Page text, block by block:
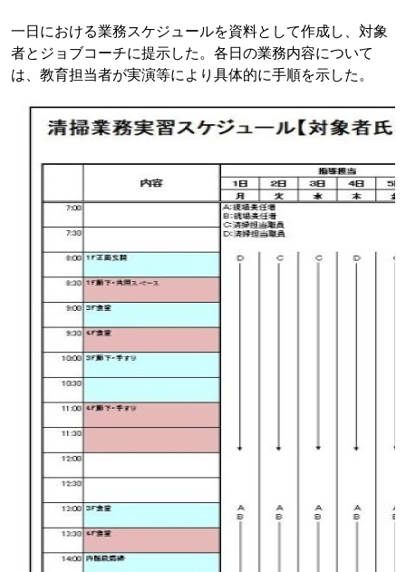
一日における業務スケジュールを資料として作成し、対象
者とジョブコーチに提示した。各日の業務内容について
は、教育担当者が実演等により具体的に手順を示した。